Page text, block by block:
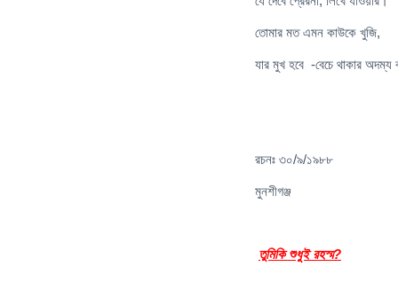
তোমার মত এমন কাউকে খুজি,
যার মুখ হবে -বেচে থাকার অদম্য
রচনঃ ৩০/৯/১৯৮৮
মুনশীগঞ্জ
তুমিকি শুধুই রহস্ম?